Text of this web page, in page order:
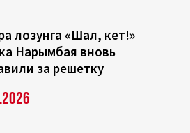
лозунга «Шал, кет!»
Нарымбая вновь
за решетку